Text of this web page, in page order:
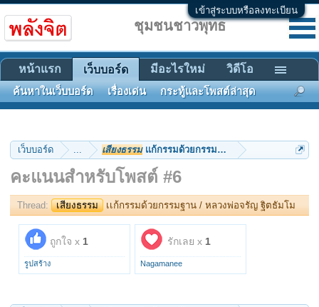
เข้าสู่ระบบหรือลงทะเบียน
เว็บบอร์ด ... เสียงธรรม เเก้กรรมด้วยกรรมฐาน / ห
คะแนนสำหรับโพสต์ #6
Thread: เสียงธรรม เเก้กรรมด้วยกรรมฐาน / หลวงพ่อจรัญ ฐิตธัมโม
ถูกใจ x 1
รูปสร้าง
รักเลย x 1
Nagamanee
ชุมชนชาวพุทธ
หน้าแรก เว็บบอร์ด
ค้นหาในเว็บบอร์ด เรื่องเด่น กระทู้และโพสต์ล่าสุด
มีอะไรใหม่ วิดีโอ